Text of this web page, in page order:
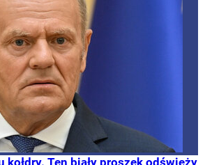
kołdry. Ten biały proszek odświeży